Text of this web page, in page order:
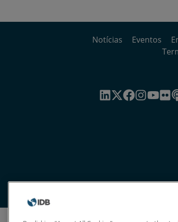
Notícias Eventos